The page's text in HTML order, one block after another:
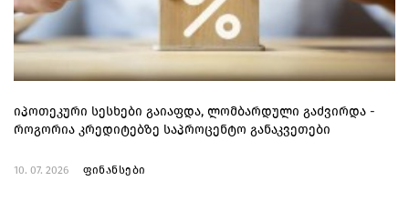
იპოთეკური სესხები გაიაფდა, ლომბარდული გაძვირდა -
როგორია კრედიტებზე საპროცენტო განაკვეთები
10. 07. 2026 ფინანსები